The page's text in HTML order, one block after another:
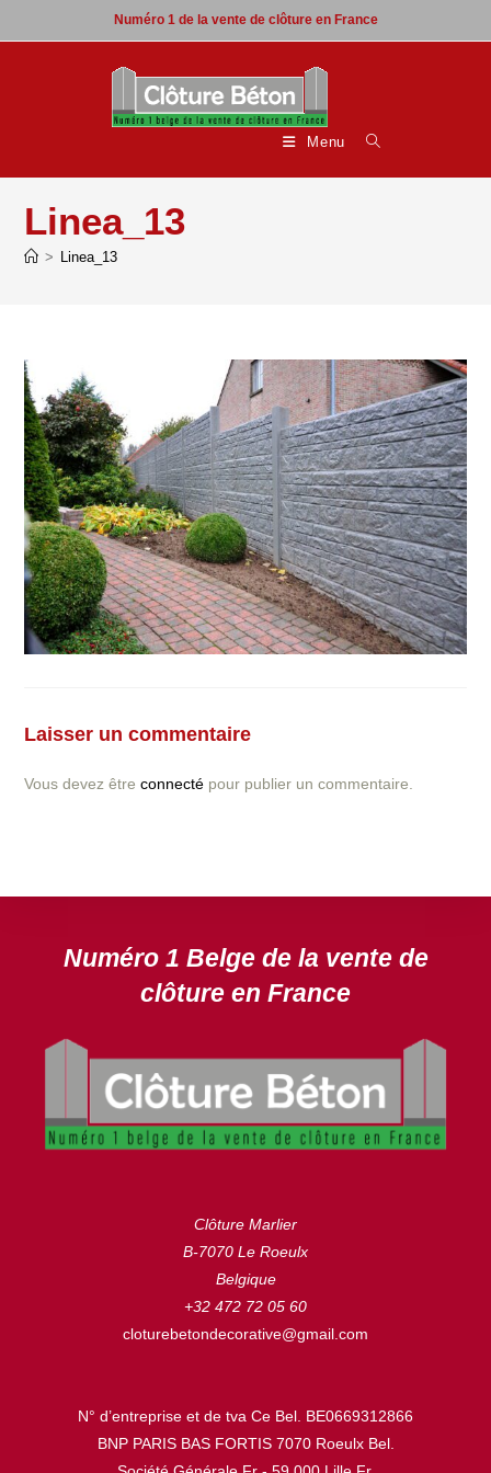
to
Numéro 1 de la vente de clôture en France
Menu
Linea_13
> Linea_13
Laisser un commentaire
Vous devez êtreconnecté pour publier un commentaire.
N’hésitez pas à nous contacter ! nous vous proposerons
projet.
Numéro 1 Belge de la vente de
clôture en France
Clôture Marlier
B-7070 Le Roeulx
Belgique
+32 472 72 05 60
cloturebetondecorative@gmail.com
N° d’entreprise et de tva Ce Bel. BE0669312866
BNP PARIS BAS FORTIS 7070 Roeulx Bel.